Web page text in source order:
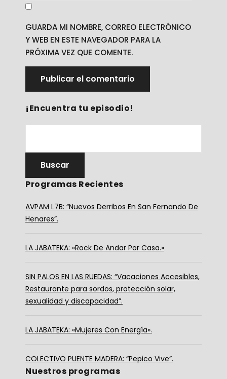
GUARDA MI NOMBRE, CORREO ELECTRÓNICO
Y WEB EN ESTE NAVEGADOR PARA LA
PRÓXIMA VEZ QUE COMENTE.
¡Encuentra tu episodio!
Programas Recientes
AVPAM L7B: “Nuevos Derribos En San Fernando De
Henares”.
LA JABATEKA: «Rock De Andar Por Casa.»
SIN PALOS EN LAS RUEDAS: “Vacaciones Accesibles,
Restaurante para sordos, protección solar,
sexualidad y discapacidad”.
LA JABATEKA: «Mujeres Con Energía».
COLECTIVO PUENTE MADERA: “Pepico Vive”.
Nuestros programas